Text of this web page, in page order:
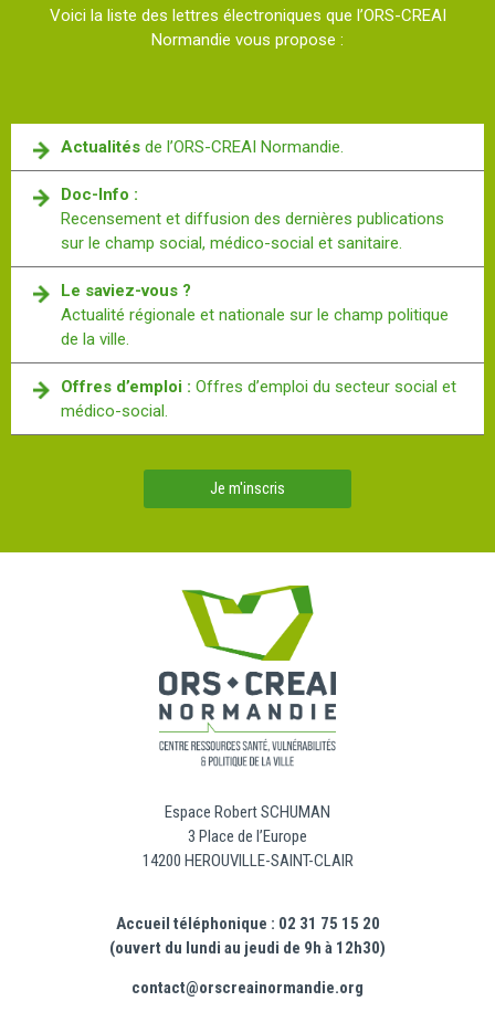
Voici la liste des lettres électroniques que l’ORS-CREAI
Normandie vous propose :
Actualités de l’ORS-CREAI Normandie.
Doc-Info :
Recensement et diffusion des dernières publications
sur le champ social, médico-social et sanitaire.
Le saviez-vous ?
Actualité régionale et nationale sur le champ politique
de la ville.
Offres d’emploi : Offres d’emploi du secteur social et
médico-social.
Je m'inscris
Espace Robert SCHUMAN
3 Place de l’Europe
14200 HEROUVILLE-SAINT-CLAIR
Accueil téléphonique : 02 31 75 15 20
(ouvert du lundi au jeudi de 9h à 12h30)
contact@orscreainormandie.org